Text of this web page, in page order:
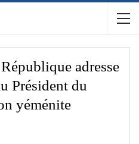
adresse
Président du
yéménite